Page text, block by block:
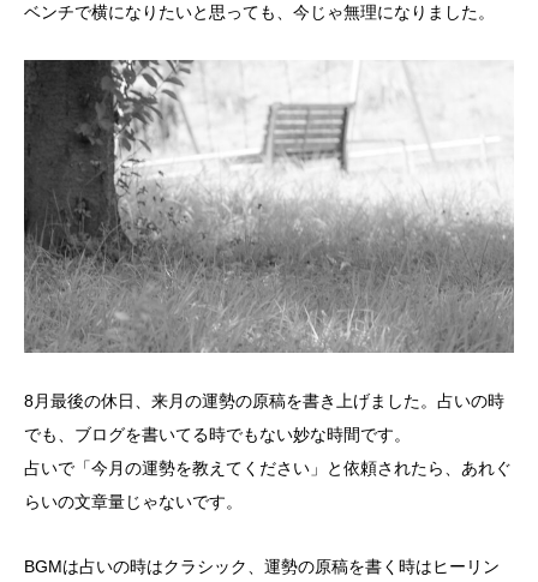
ベンチで横になりたいと思っても、今じゃ無理になりました。
8月最後の休日、来月の運勢の原稿を書き上げました。占いの時
でも、ブログを書いてる時でもない妙な時間です。
占いで「今月の運勢を教えてください」と依頼されたら、あれぐ
らいの文章量じゃないです。
BGMは占いの時はクラシック、運勢の原稿を書く時はヒーリン